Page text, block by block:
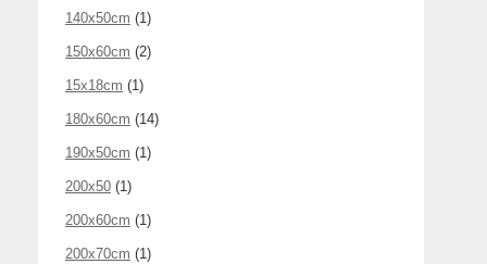
140x50cm (1)
150x60cm (2)
15x18cm (1)
180x60cm (14)
190x50cm (1)
200x50 (1)
200x60cm (1)
200x70cm (1)